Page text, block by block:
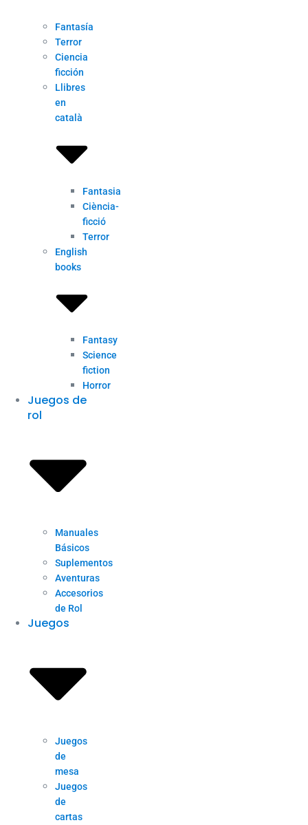
Fantasía
Terror
Ciencia
ficción
Llibres
en
català
Fantasia
Ciència-
ficció
Terror
English
books
Fantasy
Science
fiction
Horror
Juegos de
rol
Manuales
Básicos
Suplementos
Aventuras
Accesorios
de Rol
Juegos
Juegos
de
mesa
Juegos
de
cartas